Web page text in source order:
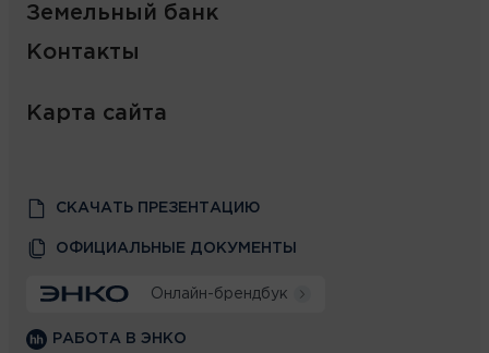
Земельный банк
Контакты
Карта сайта
СКАЧАТЬ ПРЕЗЕНТАЦИЮ
ОФИЦИАЛЬНЫЕ ДОКУМЕНТЫ
Онлайн-брендбук
РАБОТА В ЭНКО